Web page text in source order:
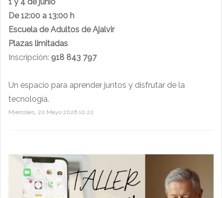
De 12:00 a 13:00 h
Escuela de Adultos de Ajalvir
Plazas limitadas
Inscripción: 918 843 797
Un espacio para aprender juntos y disfrutar de la
tecnología.
Miércoles, 20 Mayo 2026 10:22